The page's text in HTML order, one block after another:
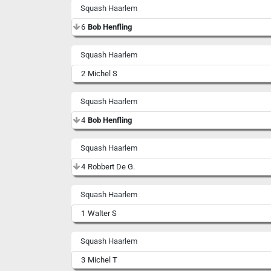
Squash Haarlem
6 Bob Henfling
Squash Haarlem
2 Michel S
Squash Haarlem
4 Bob Henfling
Squash Haarlem
4 Robbert De G.
Squash Haarlem
1 Walter S
Squash Haarlem
3 Michel T